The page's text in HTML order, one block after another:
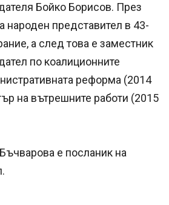
Бойко Борисов. През
народен представител в 43-
а след това е заместник
по коалиционните
реформа (2014
на вътрешните работи (2015
е посланик на